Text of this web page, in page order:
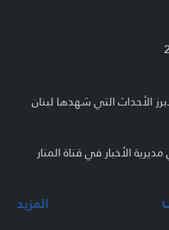
الأحداث التي شهدها لبنان
الأخبار في قناة المنار
المزيد